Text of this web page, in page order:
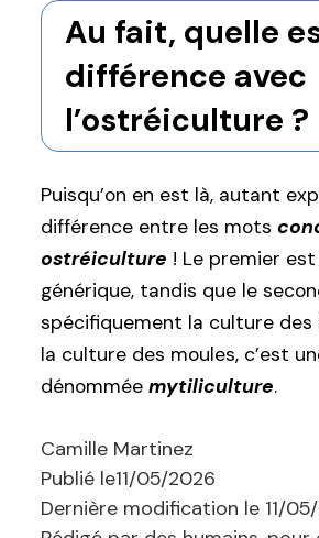
Au fait, quelle
différence avec
l’ostréiculture ?
Puisqu’on en est là, autant
différence entre les mots
ostréiculture ! Le premier
générique, tandis que le
spécifiquement la culture des
la culture des moules, c’est
dénommée mytiliculture.
Camille Martinez
Publié le11/05/2026
Dernière modification le 11/